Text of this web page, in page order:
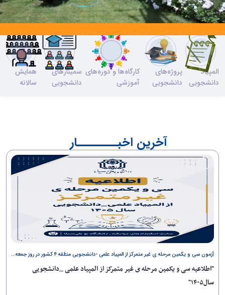
و
نقشه
المپیاد
دانشجویی
پروژه‌های
دانشجویی
کارگاه‌ها و دوره‌های
آموزشی
سمینارهای
دانشجویی
همایش
سالانه
آخرین اخبــــــــار
آزمون سی و یکمین مرحله ی غیر متمرکز از المپیاد علمی -دانشجویی منطقه ۴ کشور در روز جمعه...
"اطلاعیه سی و یکمین مرحله ی غیر متمرکز از المپیاد علمی _دانشجویی
سال۱۴۰۵"